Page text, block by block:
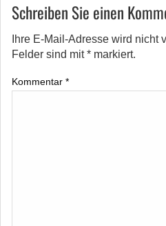
Schreiben Sie einen
Ihre E-Mail-Adresse wird nicht
Felder sind mit* markiert.
Kommentar *